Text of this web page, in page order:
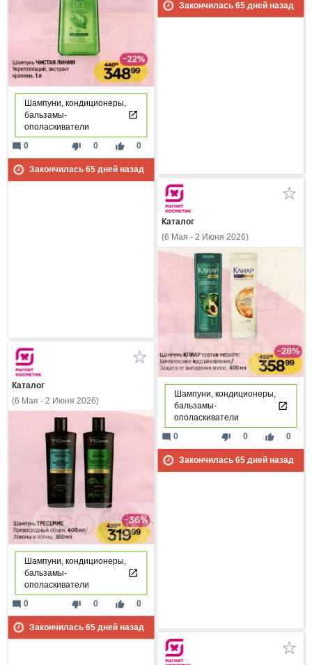
Закончилась 65дней назад
Шампуни, кондиционеры,
бальзамы-
ополаскиватели
thumb_down 0 thumb_up 0
mode_comment 0
Закончилась 65дней назад
Каталог
(6 Мая - 2 Июня 2026)
Шампуни, кондиционеры,
бальзамы-
ополаскиватели
thumb_down 0 thumb_up 0
mode_comment 0
Закончилась 65дней назад
Каталог
(6 Мая - 2 Июня 2026)
Шампуни, кондиционеры,
бальзамы-
ополаскиватели
thumb_down 0 thumb_up 0
mode_comment 0
Закончилась 65дней назад